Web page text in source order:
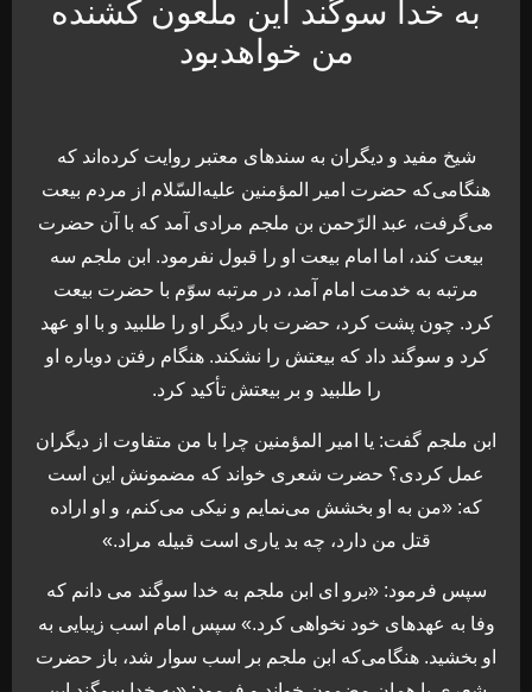
به خدا سوگند این ملعون کشنده
من خواهدبود
شیخ مفید و دیگران به سندهاى معتبر روایت کرده‌اند که
هنگامی‌که حضرت امیر المؤمنین علیه‌السّلام از مردم بیعت
مى‌‏گرفت، عبد الرّحمن بن ملجم مرادى آمد که با آن حضرت
بیعت کند، اما امام بیعت او را قبول نفرمود. ابن ملجم سه
مرتبه به خدمت امام آمد، در مرتبه سوّم با حضرت بیعت
کرد. چون پشت کرد، حضرت بار دیگر او را طلبید و با او عهد
کرد و سوگند داد که بیعتش را نشکند. هنگام رفتن دوباره او
را طلبید و بر بیعتش تأکید کرد.
ابن ملجم گفت: یا امیر المؤمنین چرا با من متفاوت از دیگران
عمل کردی؟ حضرت شعرى خواند که مضمونش این است
که: «من به او بخشش مى‏‌نمایم و نیکى مى‏‌کنم، و او اراده
قتل من دارد، چه بد یارى است قبیله مراد.»
سپس فرمود: «برو اى ابن ملجم به خدا سوگند مى ‌دانم که
وفا به عهدهاى خود نخواهى کرد.» سپس امام اسب زیبایی به
او بخشید. هنگامی‌که ابن ملجم بر اسب سوار شد، باز حضرت